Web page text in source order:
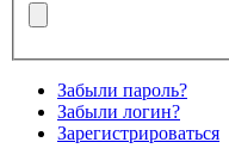
Забыли пароль?
Забыли логин?
Зарегистрироваться